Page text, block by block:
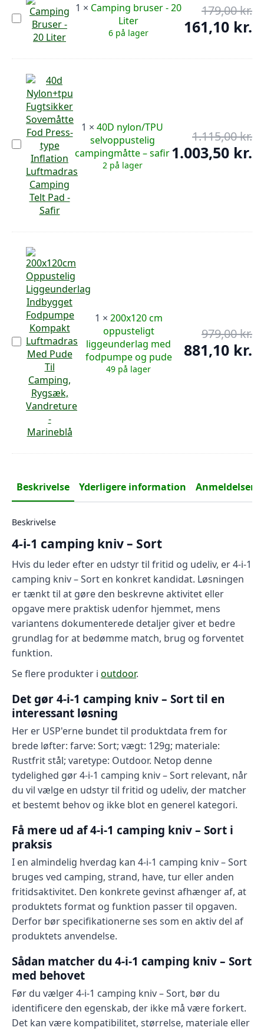
Camping
bruser
Liter
1 × Camping bruser - 20
Liter
6 på lager
179,00kr.
161,10 kr.
er:
40D
nylon/TPU
selvoppustelig
campingmåtte
safir
1 × 40D nylon/TPU
selvoppustelig
campingmåtte – safir
2 på lager
1.115,00kr.
1.003,50 kr.
200x120
cm
oppusteligt
liggeunderlag
med
fodpumpe
pude
1 × 200x120 cm
oppusteligt
liggeunderlag med
fodpumpe og pude
49 på lager
979,00kr.
881,10 kr.
Beskrivelse Yderligere information Anmeldelser
Beskrivelse
4-i-1 camping kniv – Sort
Hvis du leder efter en udstyr til fritid og udeliv, er 4-i-1
camping kniv – Sort en konkret kandidat. Løsningen
er tænkt til at gøre den beskrevne aktivitet eller
opgave mere praktisk udenfor hjemmet, mens
variantens dokumenterede detaljer giver et bedre
grundlag for at bedømme match, brug og forventet
funktion.
Se flere produkter i outdoor.
Det gør 4-i-1 camping kniv – Sort til en
interessant løsning
Her er USP'erne bundet til produktdata frem for
brede løfter: farve: Sort; vægt: 129g; materiale:
Rustfrit stål; varetype: Outdoor. Netop denne
tydelighed gør 4-i-1 camping kniv – Sort relevant, når
du vil vælge en udstyr til fritid og udeliv, der matcher
et bestemt behov og ikke blot en generel kategori.
Få mere ud af 4-i-1 camping kniv – Sort i
praksis
I en almindelig hverdag kan 4-i-1 camping kniv – Sort
bruges ved camping, strand, have, tur eller anden
fritidsaktivitet. Den konkrete gevinst afhænger af, at
produktets format og funktion passer til opgaven.
Derfor bør specifikationerne ses som en aktiv del af
produktets anvendelse.
Sådan matcher du 4-i-1 camping kniv – Sort
med behovet
Før du vælger 4-i-1 camping kniv – Sort, bør du
identificere den egenskab, der ikke må være forkert.
Det kan være kompatibilitet, størrelse, materiale eller